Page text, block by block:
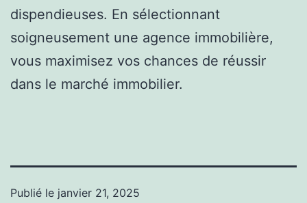
dispendieuses. En sélectionnant
soigneusement une agence immobilière,
vous maximisez vos chances de réussir
dans le marché immobilier.
Publié le janvier 21, 2025